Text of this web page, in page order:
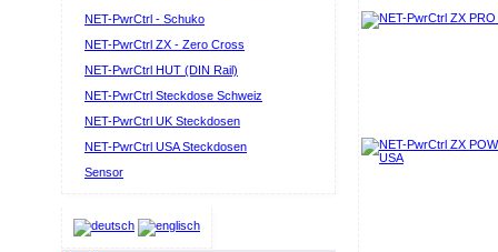
NET-PwrCtrl - Schuko
NET-PwrCtrl ZX - Zero Cross
NET-PwrCtrl HUT (DIN Rail)
NET-PwrCtrl Steckdose Schweiz
NET-PwrCtrl UK Steckdosen
NET-PwrCtrl USA Steckdosen
Sensor